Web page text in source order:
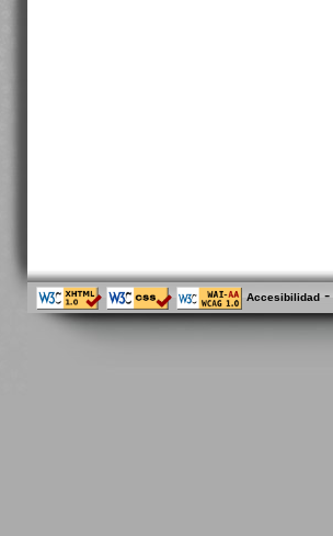
Accesibilidad -